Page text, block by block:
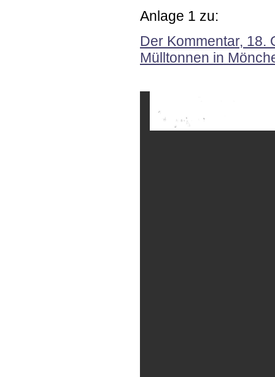
Anlage 1 zu:
Der Kommentar, 18.
Mülltonnen in